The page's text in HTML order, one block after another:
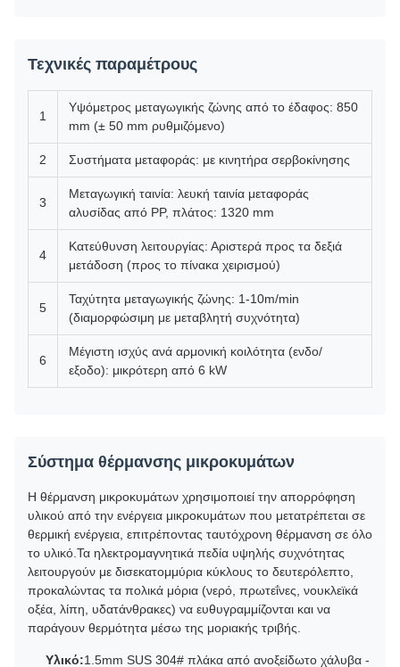
Τεχνικές παραμέτρους
1
Υψόμετρος μεταγωγικής ζώνης από το έδαφος: 850
mm (± 50 mm ρυθμιζόμενο)
2 Συστήματα μεταφοράς: με κινητήρα σερβοκίνησης
3
Μεταγωγική ταινία: λευκή ταινία μεταφοράς
αλυσίδας από PP, πλάτος: 1320 mm
4
Κατεύθυνση λειτουργίας: Αριστερά προς τα δεξιά
μετάδοση (προς το πίνακα χειρισμού)
5
Ταχύτητα μεταγωγικής ζώνης: 1-10m/min
(διαμορφώσιμη με μεταβλητή συχνότητα)
6
Μέγιστη ισχύς ανά αρμονική κοιλότητα (ενδο/
εξοδο): μικρότερη από 6 kW
Σύστημα θέρμανσης μικροκυμάτων
Η θέρμανση μικροκυμάτων χρησιμοποιεί την απορρόφηση
υλικού από την ενέργεια μικροκυμάτων που μετατρέπεται σε
θερμική ενέργεια, επιτρέποντας ταυτόχρονη θέρμανση σε όλο
το υλικό.Τα ηλεκτρομαγνητικά πεδία υψηλής συχνότητας
λειτουργούν με δισεκατομμύρια κύκλους το δευτερόλεπτο,
προκαλώντας τα πολικά μόρια (νερό, πρωτεΐνες, νουκλεϊκά
οξέα, λίπη, υδατάνθρακες) να ευθυγραμμίζονται και να
παράγουν θερμότητα μέσω της μοριακής τριβής.
Υλικό:1.5mm SUS 304# πλάκα από ανοξείδωτο χάλυβα -